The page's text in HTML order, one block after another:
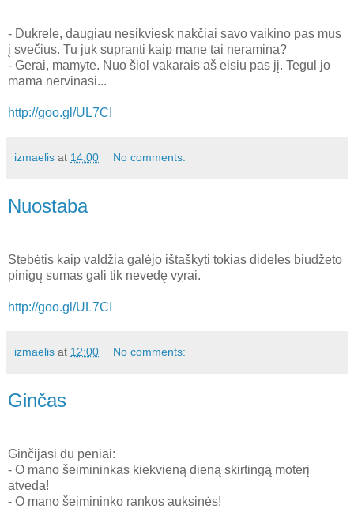
- Dukrele, daugiau nesikviesk nakčiai savo vaikino pas mus
į svečius. Tu juk supranti kaip mane tai neramina?
- Gerai, mamyte. Nuo šiol vakarais aš eisiu pas jį. Tegul jo
mama nervinasi...
http://goo.gl/UL7CI
izmaelis at 14:00 No comments:
Nuostaba
Stebėtis kaip valdžia galėjo ištaškyti tokias dideles biudžeto
pinigų sumas gali tik nevedę vyrai.
http://goo.gl/UL7CI
izmaelis at 12:00 No comments:
Ginčas
Ginčijasi du peniai:
- O mano šeimininkas kiekvieną dieną skirtingą moterį
atveda!
- O mano šeimininko rankos auksinės!